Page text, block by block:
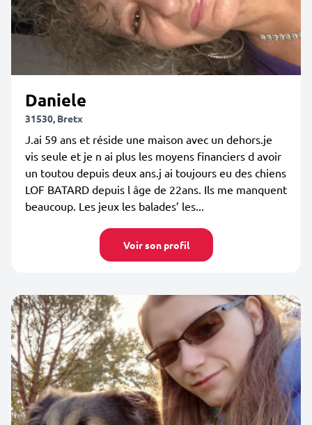
Daniele
31530, Bretx
J.ai 59 ans et réside une maison avec un dehors.je
vis seule et je n ai plus les moyens financiers d avoir
un toutou depuis deux ans.j ai toujours eu des chiens
LOF BATARD depuis l âge de 22ans. Ils me manquent
beaucoup. Les jeux les balades’ les...
Voir son profil